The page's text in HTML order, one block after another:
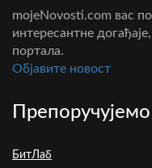
mojeNovosti.com вас
интересантне
портала.
Oбјавите новост
Препоручујемо
БитЛаб